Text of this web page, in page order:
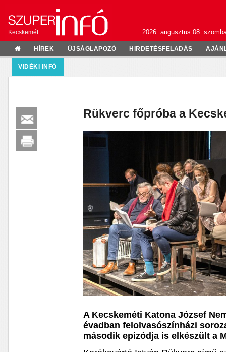
Kecskemét 2026. augusztus 08.
HÍREK ÚJSÁGLAPOZÓ HIRDETÉSFELADÁS
VIDÉKI INFÓ
Rükverc főpróba a
A Kecskeméti Katona József
évadban felolvasószínházi
második epizódja is elkészült a